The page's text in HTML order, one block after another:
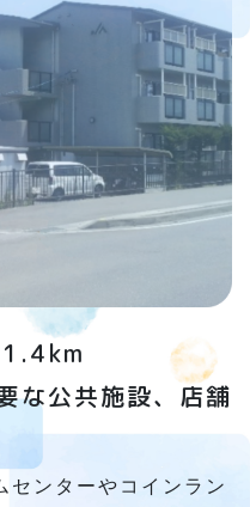
1.4km
な公共施設、店舗
センターやコインラン